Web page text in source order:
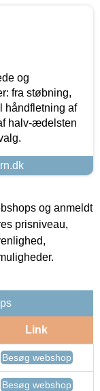
og
fra støbning,
håndfletning af
halv-ædelsten
og anmeldt
prisniveau,
Link
Besøg webshop
Besøg webshop